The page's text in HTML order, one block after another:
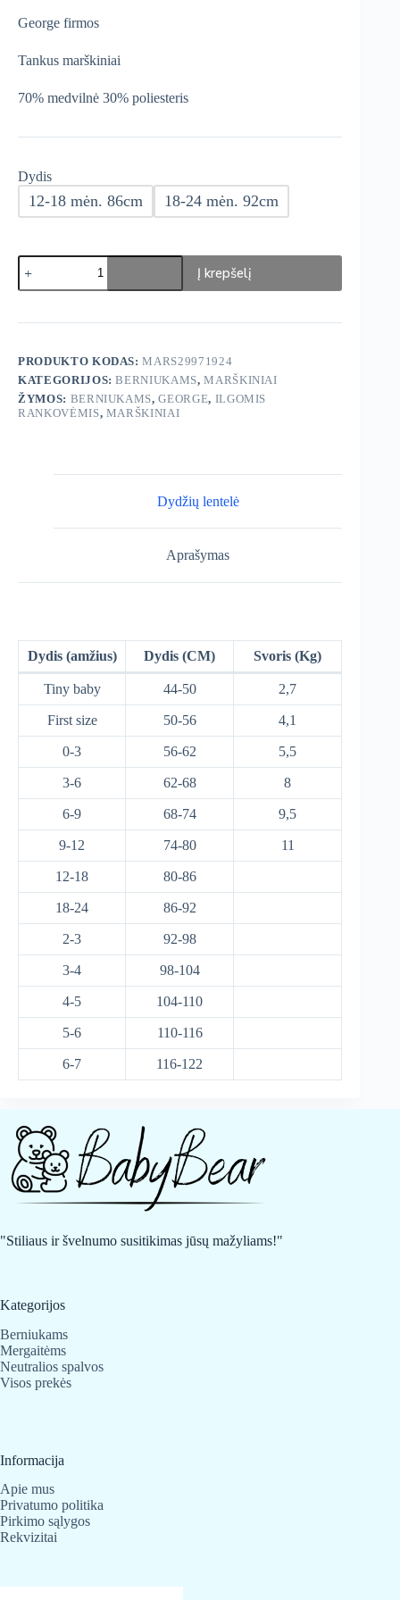
€12,49.
€10,62.
George firmos
Tankus marškiniai
70% medvilnė 30% poliesteris
Dydis
12-18 mėn. 86cm 18-24 mėn. 92cm
produkto
kiekis:
George
Marškiniai
Į krepšelį
PRODUKTO KODAS:MARS29971924
KATEGORIJOS:BERNIUKAMS,MARŠKINIAI
ŽYMOS: BERNIUKAMS,GEORGE, ILGOMIS
RANKOVĖMIS, MARŠKINIAI
Dydžių lentelė
Aprašymas
Dydis (amžius) Dydis (CM) Svoris (Kg)
Tiny baby 44-50 2,7
First size 50-56 4,1
0-3 56-62 5,5
3-6 62-68 8
6-9 68-74 9,5
9-12 74-80 11
12-18 80-86
18-24 86-92
2-3 92-98
3-4 98-104
4-5 104-110
5-6 110-116
6-7 116-122
"Stiliaus ir švelnumo susitikimas jūsų mažyliams!"
Kategorijos
Berniukams
Mergaitėms
Neutralios spalvos
Visos prekės
Informacija
Apie mus
Privatumo politika
Pirkimo sąlygos
Rekvizitai